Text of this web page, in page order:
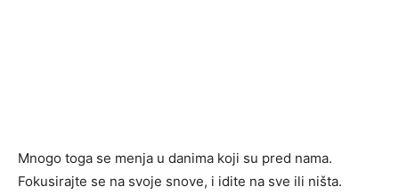
Mnogo toga se menja u danima koji su pred nama.
Fokusirajte se na svoje snove, i idite na sve ili ništa.